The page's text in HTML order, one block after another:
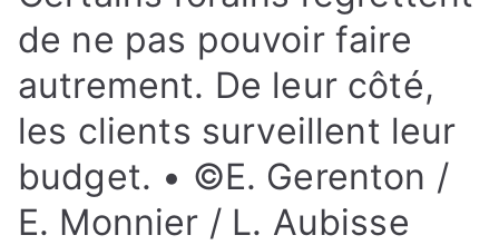
de ne pas pouvoir faire
autrement. De leur côté,
les clients surveillent leur
budget. • ©E. Gerenton /
E. Monnier / L. Aubisse